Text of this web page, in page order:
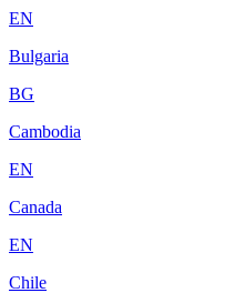
EN
Bulgaria
BG
Cambodia
EN
Canada
EN
Chile